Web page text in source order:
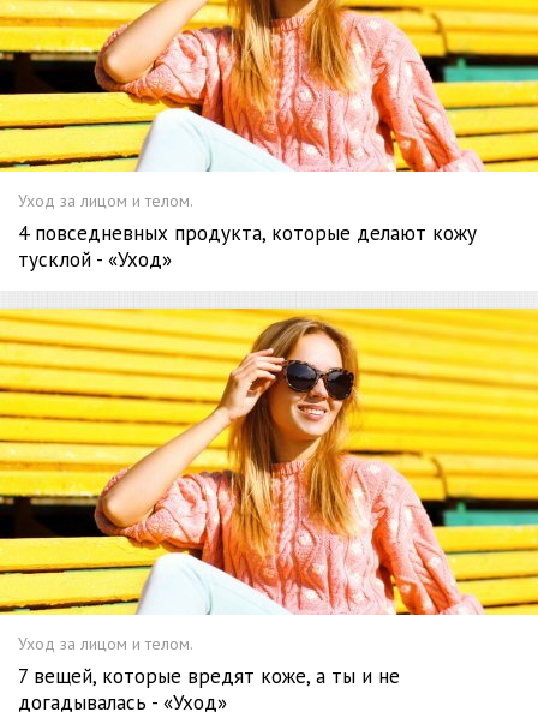
Уход за лицом и телом.
4 повседневных продукта, которые делают кожу
тусклой - «Уход»
Уход за лицом и телом.
7 вещей, которые вредят коже, а ты и не
догадывалась - «Уход»